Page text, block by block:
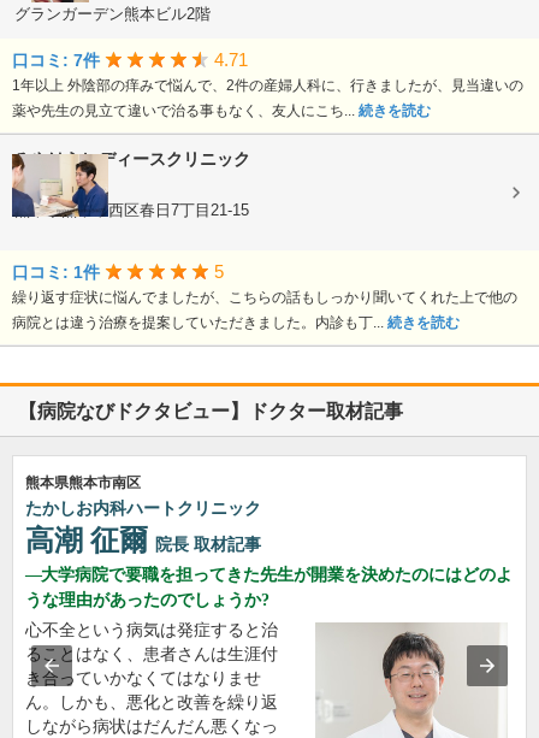
グランガーデン熊本ビル2階
口コミ: 7件 4.71
1年以上 外陰部の痒みで悩んで、2件の産婦人科に、行きましたが、見当違いの
薬や先生の見立て違いで治る事もなく、友人にこち... 続きを読む
みやはらレディースクリニック
婦人科
熊本県熊本市西区春日7丁目21-15
口コミ: 1件 5
繰り返す症状に悩んでましたが、こちらの話もしっかり聞いてくれた上で他の
病院とは違う治療を提案していただきました。内診も丁... 続きを読む
【病院なびドクタビュー】ドクター取材記事
熊本県熊本市南区
たかしお内科ハートクリニック
高潮 征爾 院長 取材記事
大学病院で要職を担ってきた先生が開業を決めたのにはどのよ
うな理由があったのでしょうか?
心不全という病気は発症すると治
ることはなく、患者さんは生涯付
き合っていかなくてはなりませ
ん。しかも、悪化と改善を繰り返
しながら病状はだんだん悪くなっ